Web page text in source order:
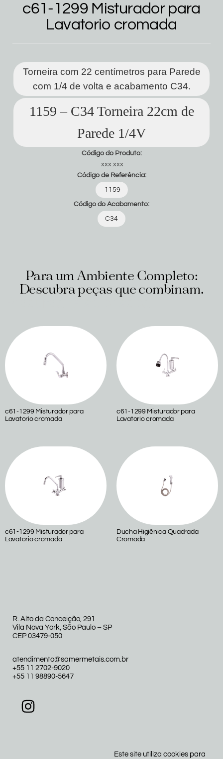
c61-1299 Misturador para
Lavatorio cromada
Torneira com 22 centímetros para Parede
com 1/4 de volta e acabamento C34.
1159 – C34 Torneira 22cm de
Parede 1/4V
Código do Produto:
xxx.xxx
Código de Referência:
1159
Código do Acabamento:
C34
Para um Ambiente Completo:
Descubra peças que combinam.
c61-1299 Misturador para
Lavatorio cromada
c61-1299 Misturador para
Lavatorio cromada
c61-1299 Misturador para
Lavatorio cromada
Ducha Higiênica Quadrada
Cromada
R. Alto da Conceição, 291
Vila Nova York, São Paulo – SP
CEP 03479-050
atendimento@samermetais.com.br
+55 11 2702-9020
+55 11 98890-5647
Este site utiliza cookies para